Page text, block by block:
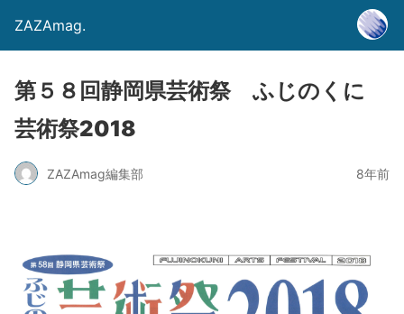
ZAZAmag.
第５８回静岡県芸術祭 ふじのくに
芸術祭2018
ZAZAmag編集部 8年前